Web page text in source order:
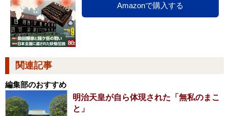
Amazonで購入する
関連記事
編集部のおすすめ
明治天皇が自ら体現された「無私のまこ
と」